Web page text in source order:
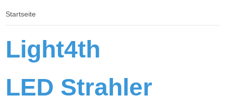
Startseite
Light4th
LED Strahler